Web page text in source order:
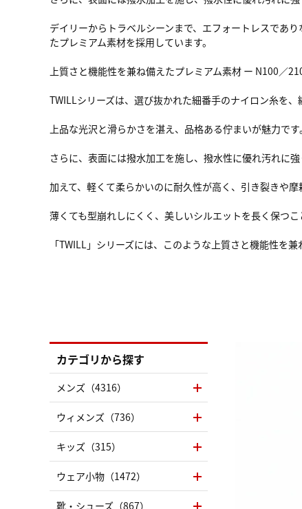
デイリーからトラベルシーンまで、エフォートレスであ
たプレミアム素材を採用しています。
上質さと機能性を兼ね備えたプレミアム素材 ー N100／
TWILLシリーズは、選び抜かれた細番手のナイロン糸を
上品な光沢と滑らかさを湛え、品格ある佇まいが魅力です。
さらに、表面には撥水加工を施し、撥水性に優れ汚れに強
加えて、軽くて柔らかいのに耐久性が高く、引き裂きや摩
薄くても型崩れしにくく、美しいシルエットを長く保つこ
「TWILL」シリーズには、このような上質さと機能性を
カテゴリから探す
メンズ（4316）
ウィメンズ（736）
キッズ（315）
ウェア小物（1472）
靴・シューズ（867）